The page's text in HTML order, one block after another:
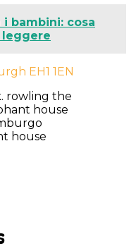
i bambini: cosa
leggere
EH1 1EN